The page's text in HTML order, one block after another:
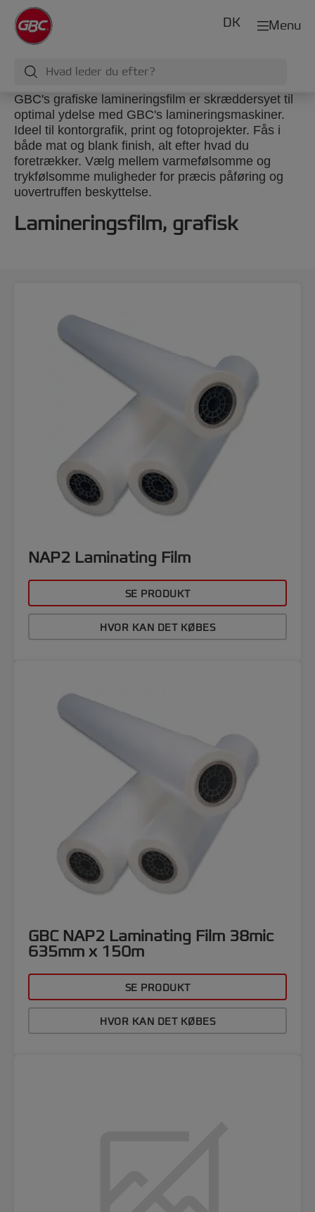
Menu
DK
GBC's grafiske lamineringsfilm er skræddersyet til
optimal ydelse med GBC's lamineringsmaskiner.
Ideel til kontorgrafik, print og fotoprojekter. Fås i
både mat og blank finish, alt efter hvad du
foretrækker. Vælg mellem varmefølsomme og
trykfølsomme muligheder for præcis påføring og
uovertruffen beskyttelse.
Lamineringsfilm, grafisk
NAP2 Laminating Film
SE PRODUKT
HVOR KAN DET KØBES
GBC NAP2 Laminating Film 38mic
635mm x 150m
SE PRODUKT
HVOR KAN DET KØBES